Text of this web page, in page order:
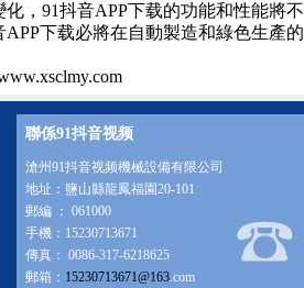
，91抖音APP下载的功能和性能將不
下载必將在自動製造和綠色生產的
聯係91抖音视频
滄州91抖音视频機械設備有限公司
地址：鹽山縣龍鳳福園20-101
郵編 ： 061000
手機：15230713671
傳真： 0086-317-6218625
郵箱： 15230713671@163.com